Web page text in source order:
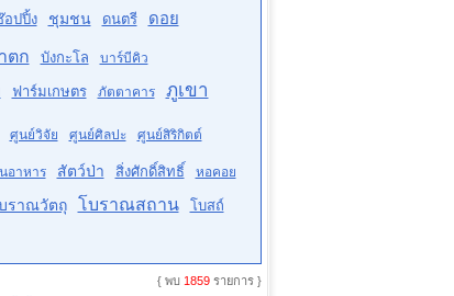
อปปิ้ง ชุมชน ดนตรี ดอย
ตก บังกะโล บาร์บีคิว
ฟาร์มเกษตร ภัตตาคาร ภูเขา
ศูนย์วิจัย ศูนย์ศิลปะ ศูนย์สิริกิตต์
อาหาร สัตว์ป่า สิ่งศักดิ์สิทธิ์ หอคอย
ราณวัตถุ โบราณสถาน
โบสถ์
{ พบ 1859รายการ }